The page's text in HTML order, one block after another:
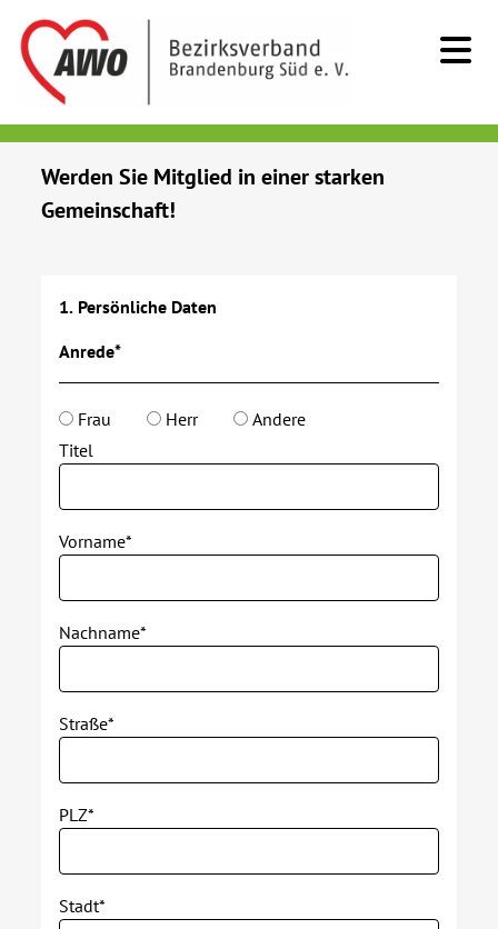
Senioren
Beratung & Hilfe
Begegnung
Bildung
Über uns
Veranstaltungen
Mitmachen
Karriere
Glossar
Werden Sie Mitglied in einer starken
Gemeinschaft!
1. Persönliche Daten
Anrede*
Frau Herr
Andere
Titel
Vorname*
Nachname*
Straße*
PLZ*
Stadt*